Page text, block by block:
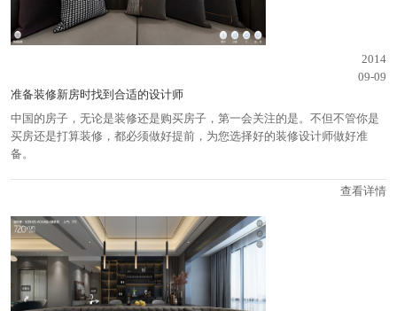
2014
09-09
准备装修新房时找到合适的设计师
中国的房子，无论是装修还是购买房子，第一会关注的是。不但不管你是
买房还是打算装修，都必须做好提前，为您选择好的装修设计师做好准
备。
查看详情